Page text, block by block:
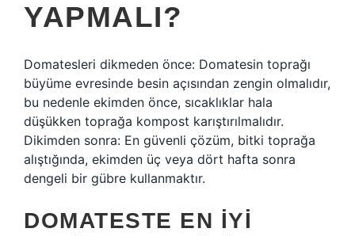
YAPMALI?
Domatesleri dikmeden önce: Domatesin toprağı
büyüme evresinde besin açısından zengin olmalıdır,
bu nedenle ekimden önce, sıcaklıklar hala
düşükken toprağa kompost karıştırılmalıdır.
Dikimden sonra: En güvenli çözüm, bitki toprağa
alıştığında, ekimden üç veya dört hafta sonra
dengeli bir gübre kullanmaktır.
DOMATESTE EN IYI